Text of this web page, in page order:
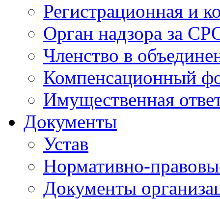
Регистрационная и
Орган надзора за
Членство в
Компенсационный
Имущественная
Документы
Устав
Нормативно-
Документы